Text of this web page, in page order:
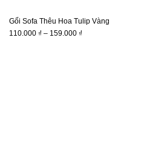
Gối Sofa Thêu Hoa Tulip Vàng
110.000 ₫ – 159.000 ₫Khoảng